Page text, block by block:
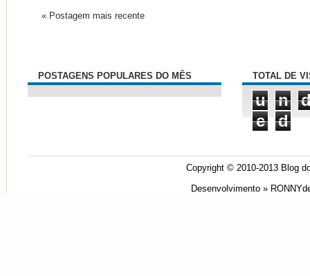
« Postagem mais recente
POSTAGENS POPULARES DO MÊS TOTAL DE
u n
e
d
Copyright © 2010-2013 Blog
Desenvolvimento »